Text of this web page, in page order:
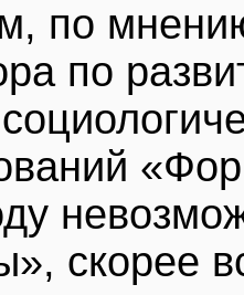
по
по
скорее